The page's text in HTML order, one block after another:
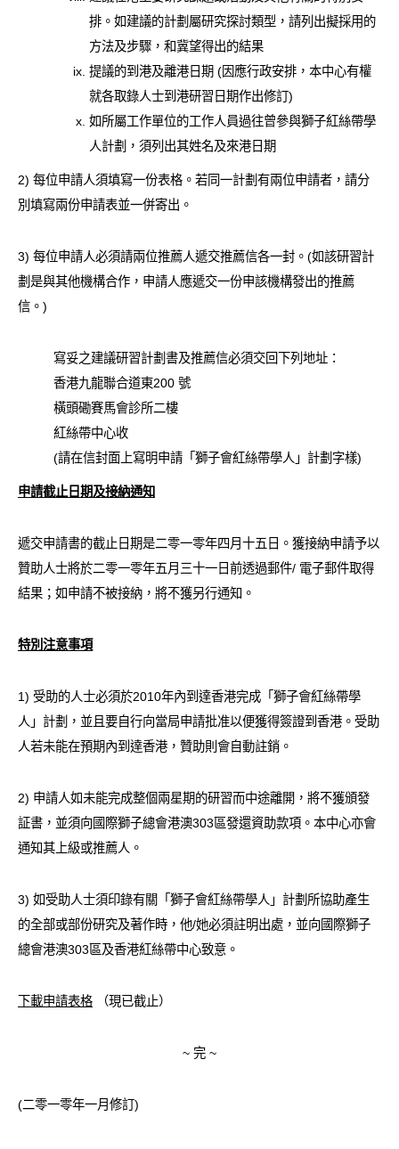
排。如建議的計劃屬研究探討類型，請列出擬採用的
方法及步驟，和冀望得出的結果
提議的到港及離港日期 (因應行政安排，本中心有權
就各取錄人士到港研習日期作出修訂)
如所屬工作單位的工作人員過往曾參與獅子紅絲帶學
人計劃，須列出其姓名及來港日期
2) 每位申請人須填寫一份表格。若同一計劃有兩位申請者，請分
別填寫兩份申請表並一併寄出。
3) 每位申請人必須請兩位推薦人遞交推薦信各一封。(如該研習計
劃是與其他機構合作，申請人應遞交一份申該機構發出的推薦
信。)
寫妥之建議研習計劃書及推薦信必須交回下列地址：
香港九龍聯合道東200 號
橫頭磡賽馬會診所二樓
紅絲帶中心收
(請在信封面上寫明申請「獅子會紅絲帶學人」計劃字樣)
申請截止日期及接納通知
遞交申請書的截止日期是二零一零年四月十五日。獲接納申請予以
贊助人士將於二零一零年五月三十一日前透過郵件/ 電子郵件取得
結果；如申請不被接納，將不獲另行通知。
特別注意事項
1) 受助的人士必須於2010年內到達香港完成「獅子會紅絲帶學
人」計劃，並且要自行向當局申請批准以便獲得簽證到香港。受助
人若未能在預期內到達香港，贊助則會自動註銷。
2) 申請人如未能完成整個兩星期的研習而中途離開，將不獲頒發
証書，並須向國際獅子總會港澳303區發還資助款項。本中心亦會
通知其上級或推薦人。
3) 如受助人士須印錄有關「獅子會紅絲帶學人」計劃所協助產生
的全部或部份研究及著作時，他/她必須註明出處，並向國際獅子
總會港澳303區及香港紅絲帶中心致意。
下載申請表格 （現已截止）
~ 完 ~
(二零一零年一月修訂)